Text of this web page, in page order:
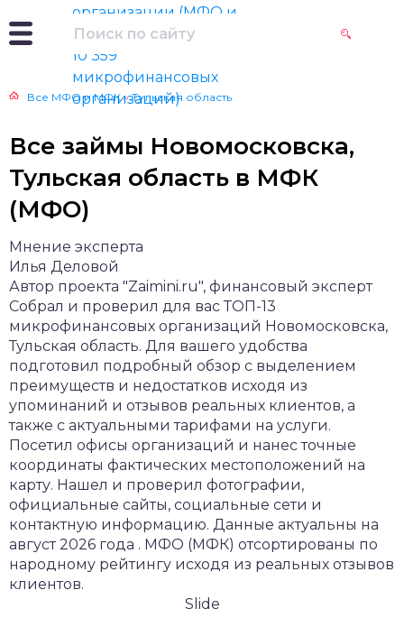
Все МФО и МФК » Тульская область
Все займы Новомосковска,
Тульская область в МФК
(МФО)
Мнение эксперта
Илья Деловой
Автор проекта "Zaimini.ru", финансовый эксперт
Собрал и проверил для вас ТОП-13
микрофинансовых организаций Новомосковска,
Тульская область. Для вашего удобства
подготовил подробный обзор с выделением
преимуществ и недостатков исходя из
упоминаний и отзывов реальных клиентов, а
также с актуальными тарифами на услуги.
Посетил офисы организаций и нанес точные
координаты фактических местоположений на
карту. Нашел и проверил фотографии,
официальные сайты, социальные сети и
контактную информацию. Данные актуальны на
август 2026 года . МФО (МФК) отсортированы по
народному рейтингу исходя из реальных отзывов
клиентов.
Slide